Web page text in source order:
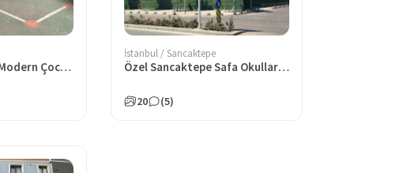
Özel Sancaktepe Modern Çocuk Anaokulu
İstanbul / Sancaktepe
Özel Sancaktepe Safa Okulları İlkokulu
20 (5)